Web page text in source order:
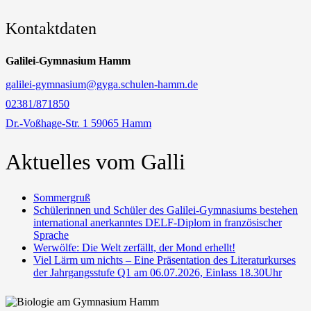
Kontaktdaten
Galilei-Gymnasium Hamm
galilei-gymnasium@gyga.schulen-hamm.de
02381/871850
Dr.-Voßhage-Str. 1 59065 Hamm
Aktuelles vom Galli
Sommergruß
Schülerinnen und Schüler des Galilei-Gymnasiums bestehen
international anerkanntes DELF-Diplom in französischer
Sprache
Werwölfe: Die Welt zerfällt, der Mond erhellt!
Viel Lärm um nichts – Eine Präsentation des Literaturkurses
der Jahrgangsstufe Q1 am 06.07.2026, Einlass 18.30Uhr